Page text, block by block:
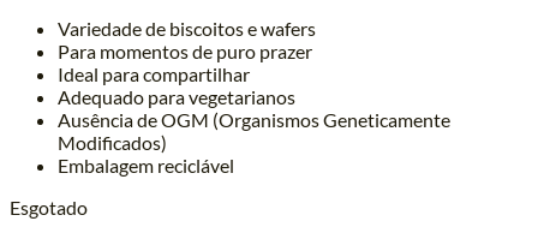
Variedade de biscoitos e wafers
Para momentos de puro prazer
Ideal para compartilhar
Adequado para vegetarianos
Ausência de OGM (Organismos Geneticamente
Modificados)
Embalagem reciclável
Esgotado